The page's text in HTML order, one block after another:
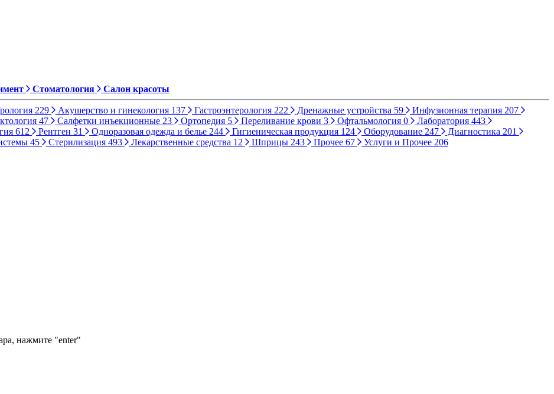
Стоматология Салон красоты
229 Акушерство и гинекология 137 Гастроэнтерология 222 Дренажные устройства 59 Инфузионная терапия 207
47 Салфетки инъекционные 23 Ортопедия 5 Переливание крови 3 Офтальмология 0 Лаборатория 443
612 Рентген 31 Одноразовая одежда и белье 244 Гигиеническая продукция 124 Оборудование 247 Диагностика 201
45 Стерилизация 493 Лекарственные средства 12 Шприцы 243 Прочее 67 Услуги и Прочее 206
нажмите "enter"